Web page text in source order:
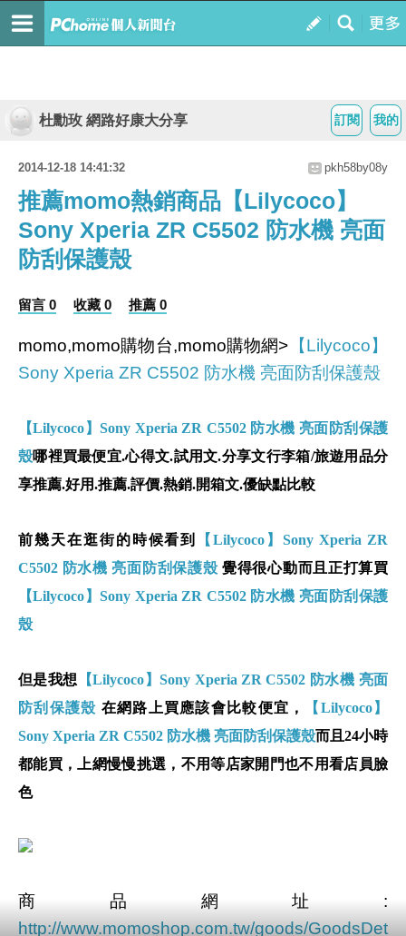
我的
訂閱
杜勳玫 網路好康大分享
2014-12-18 14:41:32 pkh58by08y
推薦momo熱銷商品【Lilycoco】
Sony Xperia ZR C5502 防水機 亮面
防刮保護殼
留言 0 收藏 0 推薦 0
momo,momo購物台,momo購物網> 【Lilycoco】
Sony Xperia ZR C5502 防水機 亮面防刮保護殼
【Lilycoco】Sony Xperia ZR C5502 防水機 亮面防刮保護
殼哪裡買最便宜.心得文.試用文.分享文行李箱/旅遊用品分
享推薦.好用.推薦.評價.熱銷.開箱文.優缺點比較
前幾天在逛街的時候看到
【Lilycoco】Sony Xperia ZR
C5502 防水機 亮面防刮保護殼覺得很心動而且正打算買
【Lilycoco】Sony Xperia ZR C5502 防水機 亮面防刮保護
殼
但是我想
【Lilycoco】Sony Xperia ZR C5502 防水機 亮面
防刮保護殼 在網路上買應該會比較便宜，
【Lilycoco】
Sony Xperia ZR C5502 防水機 亮面防刮保護殼而且24小時
都能買，上網慢慢挑選，不用等店家開門也不用看店員臉
色
商品網址 :
http://www.momoshop.com.tw/goods/GoodsDet